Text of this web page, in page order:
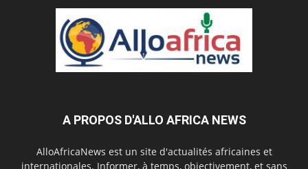
A PROPOS D'ALLO AFRICA NEWS
AlloAfricaNews est un site d'actualités africaines et
internationales. Informer, à temps, objectivement, et sans